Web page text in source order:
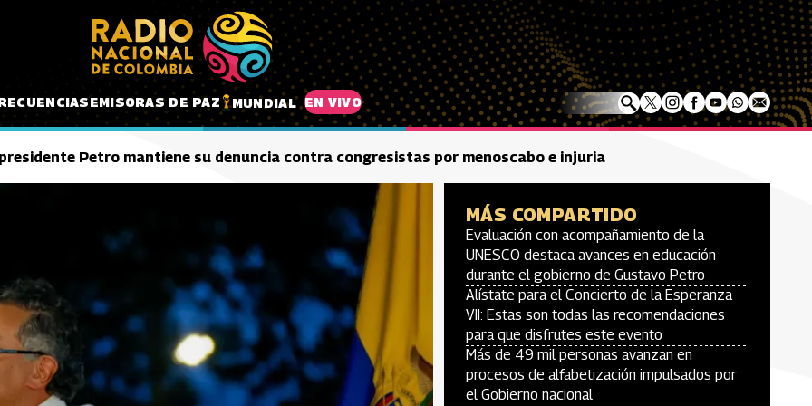
EMISORAS DE PAZ MUNDIAL EN VIVO
Petro mantiene su denuncia contra congresistas por menoscabo e injuria
MÁS COMPARTIDO
Evaluación con acompañamiento de la
UNESCO destaca avances en educación
durante el gobierno de Gustavo Petro
Alístate para el Concierto de la Esperanza
VII: Estas son todas las recomendaciones
para que disfrutes este evento
Más de 49 mil personas avanzan en
procesos de alfabetización impulsados por
el Gobierno nacional